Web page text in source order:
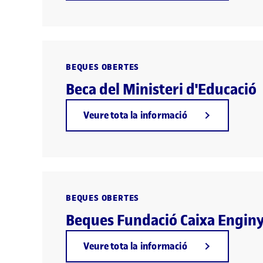
BEQUES OBERTES
Beca del Ministeri d'Educació
Veure tota la informació
BEQUES OBERTES
Beques Fundació Caixa
Veure tota la informació